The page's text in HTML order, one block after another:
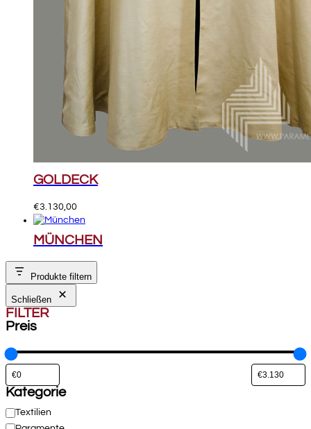
GOLDECK
€3.130,00
MÜNCHEN
Produkte filtern
Schließen
FILTER
Preis
Kategorie
Kategorie
Textilien